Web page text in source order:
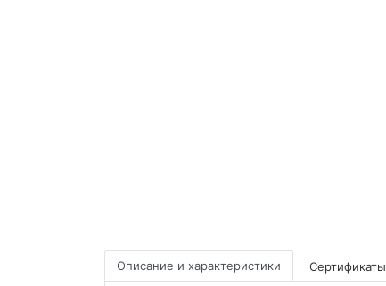
Описание и характеристики Сертификаты